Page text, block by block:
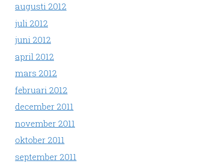
augusti 2012
juli 2012
juni 2012
april 2012
mars 2012
februari 2012
december 2011
november 2011
oktober 2011
september 2011